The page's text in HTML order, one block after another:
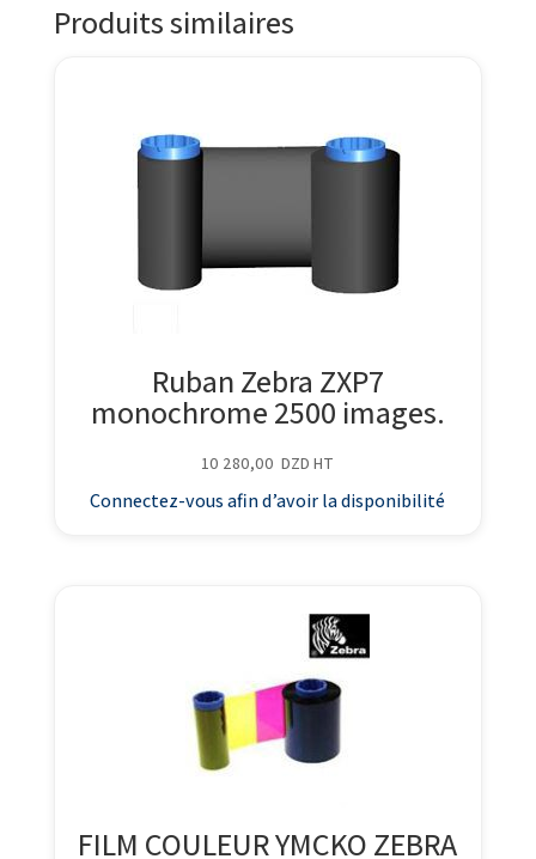
Produits similaires
Ruban Zebra ZXP7
monochrome 2500 images.
10 280,00 DZD HT
Connectez-vous afin d’avoir la disponibilité
FILM COULEUR YMCKO ZEBRA